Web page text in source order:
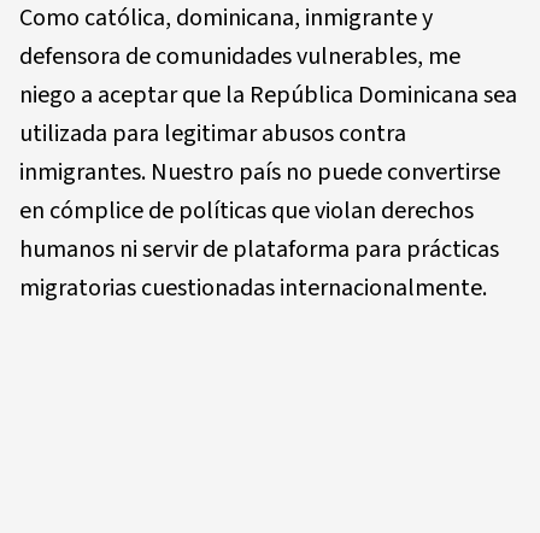
Como católica, dominicana, inmigrante y
defensora de comunidades vulnerables, me
niego a aceptar que la República Dominicana sea
utilizada para legitimar abusos contra
inmigrantes. Nuestro país no puede convertirse
en cómplice de políticas que violan derechos
humanos ni servir de plataforma para prácticas
migratorias cuestionadas internacionalmente.